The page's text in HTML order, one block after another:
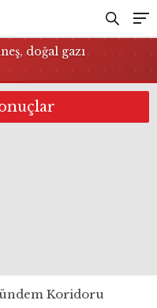
doğal gazı
Koridoru